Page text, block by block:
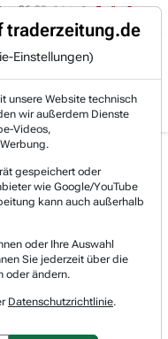
Trading-Room
06.08. 14:58 AMAZON (i) hat
Realtimekurs
+14,26 %
48,23 $
über Oklo gefunden
traderzeitung.de
Einstellungen)
unsere Website technisch
wir außerdem Dienste
Videos,
gespeichert oder
wie Google/YouTube
kann auch außerhalb
oder Ihre Auswahl
Sie jederzeit über die
oder ändern.
Datenschutzrichtlinie.